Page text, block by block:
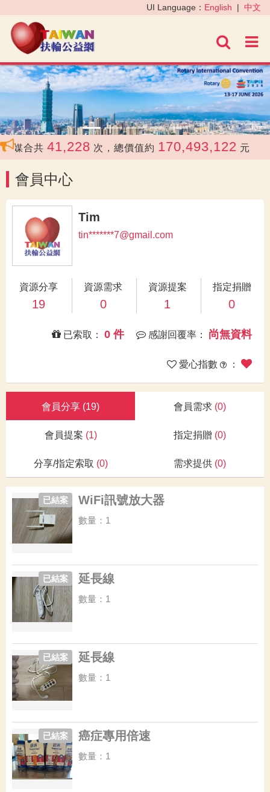
進階
UI Language： English | 中文
‹ ›
合共 41,228 次，總價值約 170,493,122 元
會員中心
Tim
tin*******7@gmail.com
資源分享
19
資源需求
0
資源提案
1
指定捐贈
0
感謝回覆率： 尚無資料
已索取： 0 件
愛心指數 ：
會員分享 (19) 會員需求 (0)
會員提案 (1) 指定捐贈 (0)
分享/指定索取 (0) 需求提供 (0)
WiFi訊號放大器
已結案
數量：1
延長線
已結案
數量：1
延長線
已結案
數量：1
癌症專用倍速
已結案
數量：1